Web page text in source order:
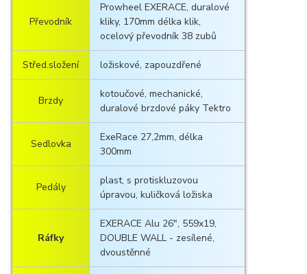
Převodník
Prowheel EXERACE, duralové
kliky, 170mm délka klik,
ocelový převodník 38 zubů
Střed.složení ložiskové, zapouzdřené
Brzdy
kotoučové, mechanické,
duralové brzdové páky Tektro
Sedlovka
ExeRace 27,2mm, délka
300mm
Pedály
plast, s protiskluzovou
úpravou, kuličková ložiska
Ráfky
EXERACE Alu 26", 559x19,
DOUBLE WALL - zesílené,
dvoustěnné